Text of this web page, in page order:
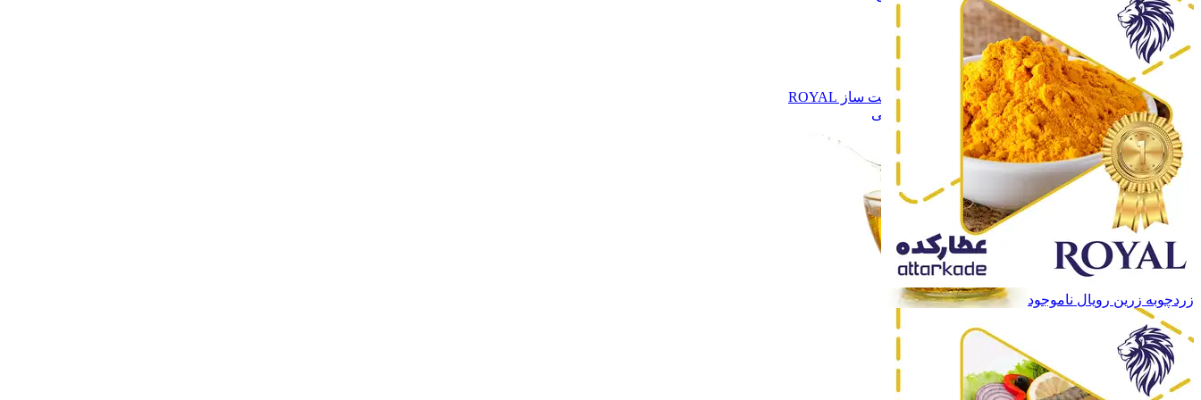
برند نوشاد
برند راگــا برند راگــا
برند تقدیس برند تقدیس
سـایر سـایر
روغن زیتون روغن زیتون
روغن دست ساز ROYAL
روغن دست ساز ROYAL
همه دسته بندی های روغن های گیاهی
روغن های گیاهی
روغن های گیاهی
ادویه ها
چاشنی ها چاشنی ها
سایر محصولات سایر محصولات
زردچوبه زرین رویال ناموجود